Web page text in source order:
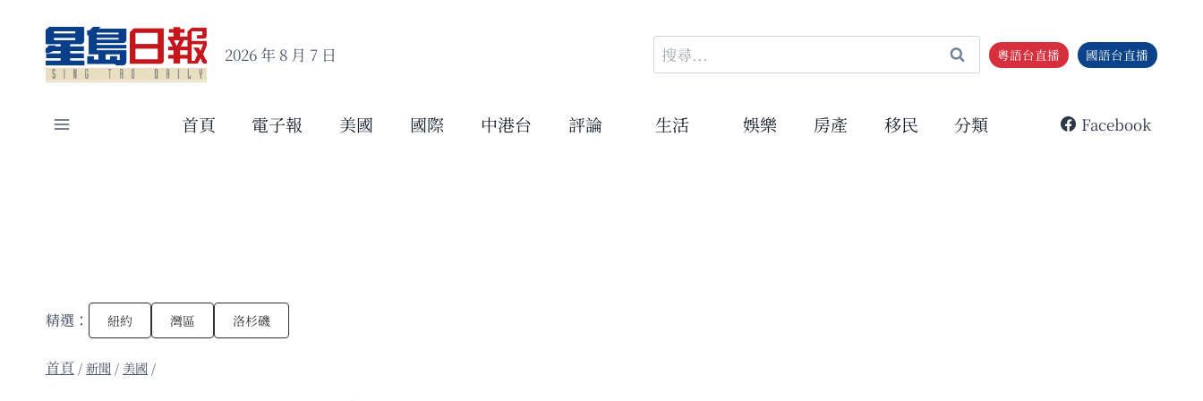
content
2026 年 8 月 7 日
搜
尋
鍵
粵語台直播 國語台直播
首頁 電子報 美國 國際 中港台 評論 生活 娛樂 房產 移民 分類 Facebook
精選： 紐約 灣區 洛杉磯
/新聞 / 美國 /